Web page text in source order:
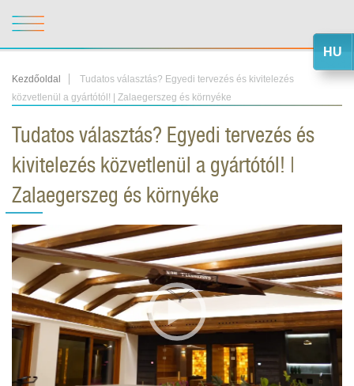
Kezdőoldal
Tudatos választás? Egyedi tervezés és kivitelezés
közvetlenül a gyártótól! | Zalaegerszeg és környéke
Tudatos választás? Egyedi tervezés és
kivitelezés közvetlenül a gyártótól! |
Zalaegerszeg és környéke
HU